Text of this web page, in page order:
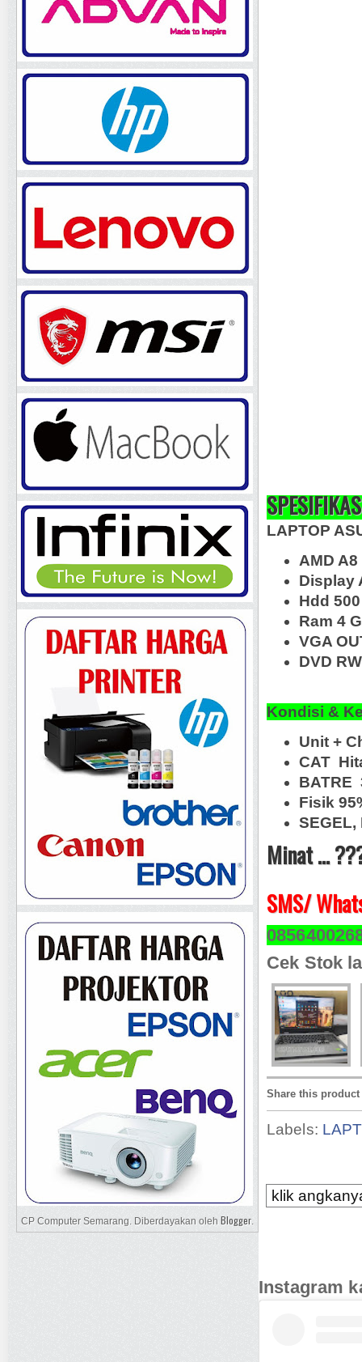
LAPTOP
AMD
Display
Hdd
Ram 4
VGA
DVD
Kondisi &
Unit +
CAT
BATRE
Fisik
SEGEL,
Minat ...
SMS/
Cek Stok
Share this product
Labels:
klik
Instagram
CP Computer Semarang. Diberdayakan oleh Blogger.